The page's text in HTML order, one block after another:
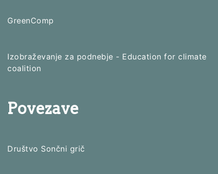
GreenComp
Izobraževanje za podnebje - Education for climate
coalition
Povezave
Društvo Sončni grič